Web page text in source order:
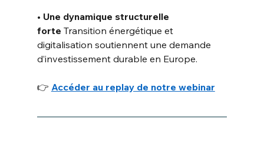
• Une dynamique structurelle
forte Transition énergétique et
digitalisation soutiennent une demande
d’investissement durable en Europe.
👉 Accéder au replay de notre webinar